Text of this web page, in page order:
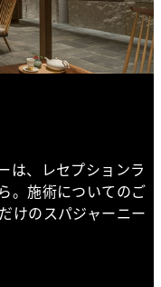
は、レセプションラ
。施術についてのご
けのスパジャーニー